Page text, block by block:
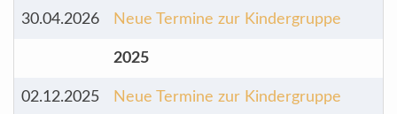
30.04.2026 Neue Termine zur Kindergruppe
2025
02.12.2025 Neue Termine zur Kindergruppe